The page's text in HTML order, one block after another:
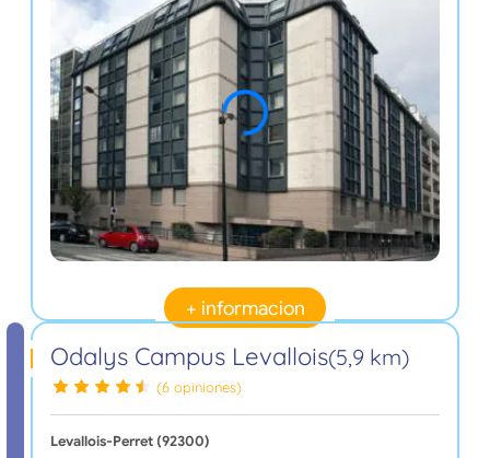
+ informacion
Odalys Campus Levallois(5,9 km)
(6 opiniones)
Levallois-Perret (92300)